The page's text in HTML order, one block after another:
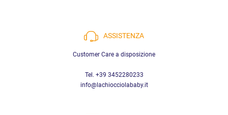
ASSISTENZA
Customer Care a disposizione
Tel. +39 3452280233
info@lachiocciolababy.it